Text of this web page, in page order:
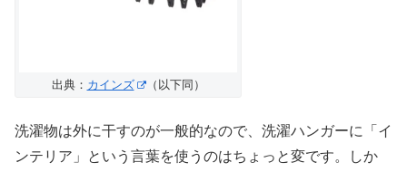
出典： カインズ （以下同）
洗濯物は外に干すのが一般的なので、洗濯ハンガーに「イ
ンテリア」という言葉を使うのはちょっと変です。しか